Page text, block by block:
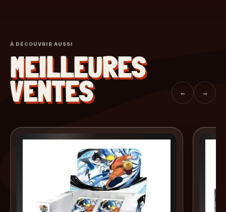
À DÉCOUVRIR AUSSI
MEILLEURES
VENTES ← →